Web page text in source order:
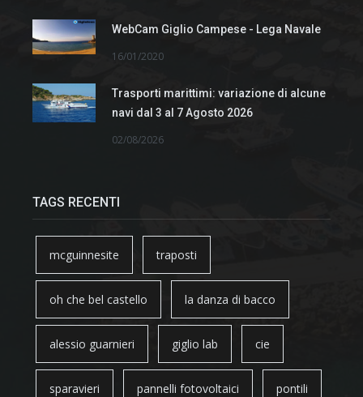
WebCam Giglio Campese - Lega Navale
16/01/2020
Trasporti marittimi: variazione di alcune
navi dal 3 al 7 Agosto 2026
02/08/2026
TAGS RECENTI
mcguinnesite traposti
oh che bel castello la danza di bacco
alessio guarnieri giglio lab cie
sparavieri pannelli fotovoltaici pontili